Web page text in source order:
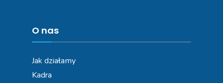
O nas
Jak działamy
Kadra